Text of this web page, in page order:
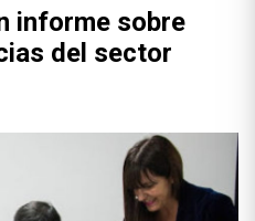
informe sobre
del sector